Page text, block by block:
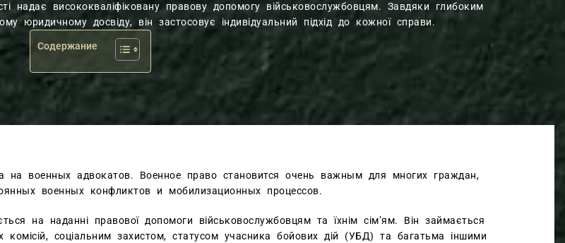
надає висококваліфіковану правову допомогу військовослужбовцям. Завдяки глибоким
юридичному досвіду, він застосовує індивідуальний підхід до кожної справи.
Содержание
на военных адвокатов. Военное право становится очень важным для многих граждан,
военных конфликтов и мобилизационных процессов.
на наданні правової допомоги військовослужбовцям та їхнім сім’ям. Він займається
комісій, соціальним захистом, статусом учасника бойових дій (УБД) та багатьма іншими